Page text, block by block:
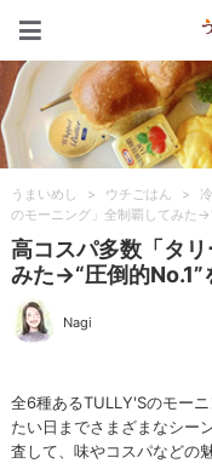
うまいめし > ウチごはん >
のモーニング」全制覇してみた
高コスパ多数「タ
みた→“圧倒的
Nagi
全6種あるTULLY'Sのモー
たい日までさまざまなシー
査して、味やコスパなどの